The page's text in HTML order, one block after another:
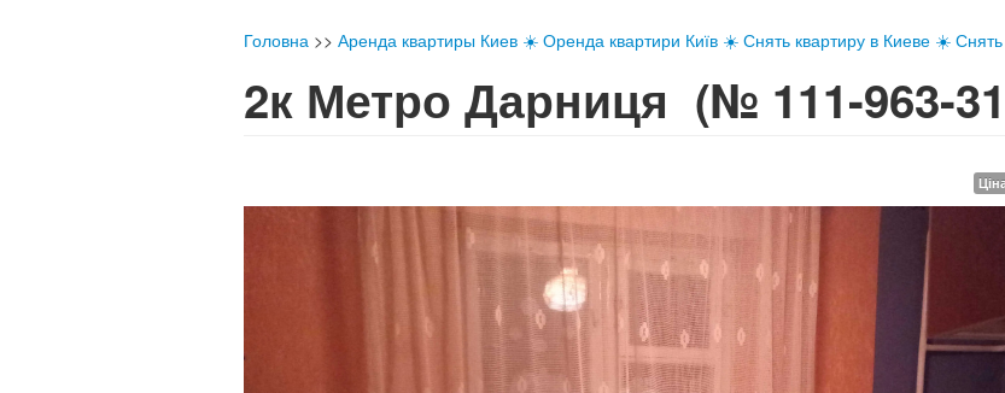
Головна >> Аренда квартиры Киев ☀️ Оренда квартири Київ ☀️ Снять квартиру в Киеве ☀️ Снять
2к Метро Дарниця (№ 111-963-